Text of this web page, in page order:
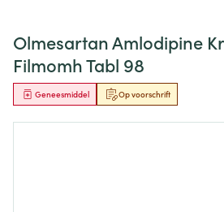
Olmesartan Amlodipine
Filmomh Tabl 98
Op voorschrift
Geneesmiddel